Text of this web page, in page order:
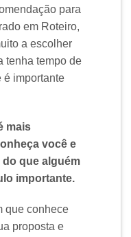
para
em Roteiro,
a escolher
tenha tempo de
é importante
mais
você e
que alguém
importante.
que conhece
proposta e